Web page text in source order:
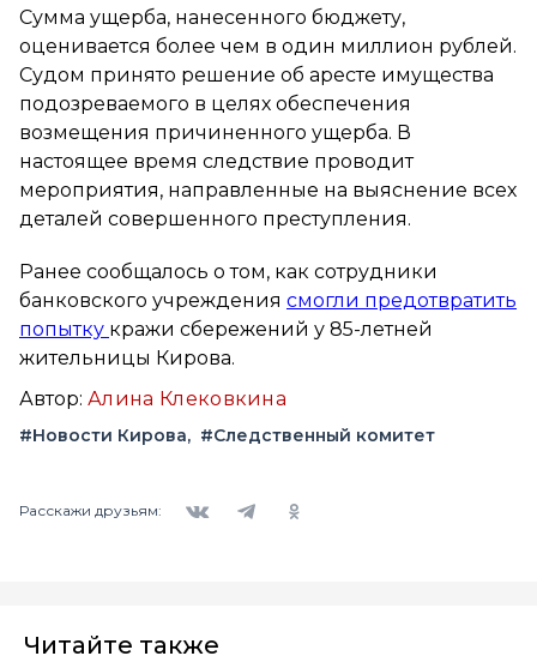
Сумма ущерба, нанесенного бюджету,
оценивается более чем в один миллион рублей.
Судом принято решение об аресте имущества
подозреваемого в целях обеспечения
возмещения причиненного ущерба. В
настоящее время следствие проводит
мероприятия, направленные на выяснение всех
деталей совершенного преступления.
Ранее сообщалось о том, как сотрудники
банковского учреждения смогли предотвратить
попытку кражи сбережений у 85-летней
жительницы Кирова.
Автор: Алина Клековкина
#Новости Кирова #Следственный комитет
Расскажи друзьям:
Читайте также